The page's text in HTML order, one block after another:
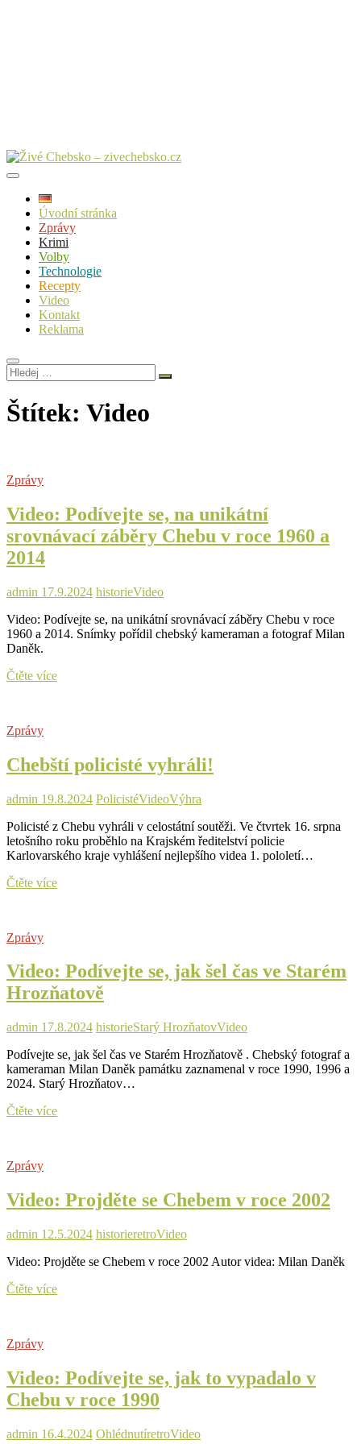
Úvodní stránka
Zprávy
Krimi
Volby
Technologie
Recepty
Video
Kontakt
Reklama
Hledej
…
Štítek: Video
Zprávy
Video: Podívejte se, na unikátní
srovnávací záběry Chebu v roce 1960 a
2014
admin 17.9.2024 historieVideo
Video: Podívejte se, na unikátní srovnávací záběry Chebu v roce
1960 a 2014. Snímky pořídil chebský kameraman a fotograf Milan
Daněk.
Čtěte víceVideo:
záběry
Chebu
roce
1960
a
2014
Zprávy
Chebští policisté vyhráli!
admin 19.8.2024 PolicistéVideoVýhra
Policisté z Chebu vyhráli v celostátní soutěži. Ve čtvrtek 16. srpna
letošního roku proběhlo na Krajském ředitelství policie
Karlovarského kraje vyhlášení nejlepšího videa 1. pololetí…
Čtěte víceChebští
Zprávy
Video: Podívejte se, jak šel čas ve Starém
Hrozňatově
admin 17.8.2024 historieStarý HrozňatovVideo
Podívejte se, jak šel čas ve Starém Hrozňatově . Chebský fotograf a
kameraman Milan Daněk památku zaznamenal v roce 1990, 1996 a
2024. Starý Hrozňatov…
Čtěte víceVideo:
ve
Starém
Zprávy
Video: Projděte se Chebem v roce 2002
admin 12.5.2024 historieretroVideo
Video: Projděte se Chebem v roce 2002 Autor videa: Milan Daněk
Čtěte víceVideo:
2002
Zprávy
Video: Podívejte se, jak to vypadalo v
Chebu v roce 1990
admin 16.4.2024 OhlédnutíretroVideo